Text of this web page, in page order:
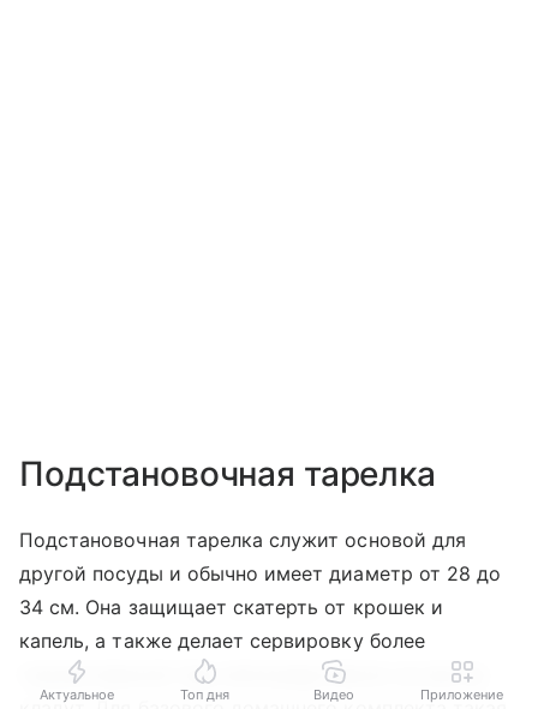
Подстановочная тарелка
Подстановочная тарелка служит основой для
другой посуды и обычно имеет диаметр от 28 до
34 см. Она защищает скатерть от крошек и
капель, а также делает сервировку более
торжественной. Еду непосредственно на нее не
Актуальное Топ дня Видео Приложение